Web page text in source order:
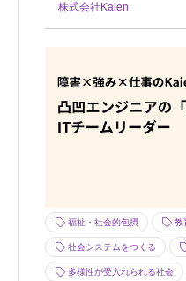
株式会社Kaien
福祉・社会的包摂 教
社会システムをつくる
多様性が受入れられる社会